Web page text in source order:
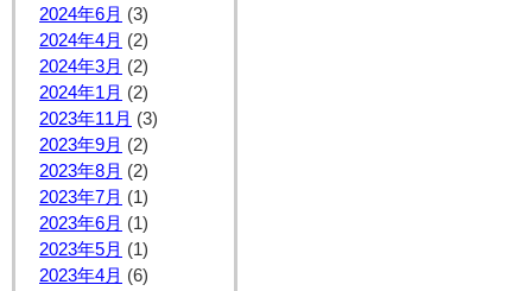
2024年6月 (3)
2024年4月 (2)
2024年3月 (2)
2024年1月 (2)
2023年11月 (3)
2023年9月 (2)
2023年8月 (2)
2023年7月 (1)
2023年6月 (1)
2023年5月 (1)
2023年4月 (6)